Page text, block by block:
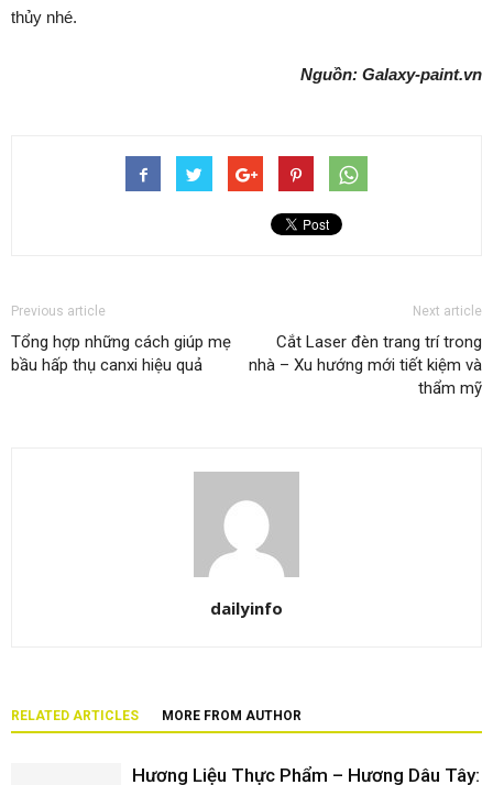
thủy nhé.
Nguồn: Galaxy-paint.vn
Previous article
Tổng hợp những cách giúp mẹ
bầu hấp thụ canxi hiệu quả
Next article
Cắt Laser đèn trang trí trong
nhà – Xu hướng mới tiết kiệm và
thẩm mỹ
dailyinfo
RELATED ARTICLES MORE FROM AUTHOR
Hương Liệu Thực Phẩm – Hương Dâu Tây: